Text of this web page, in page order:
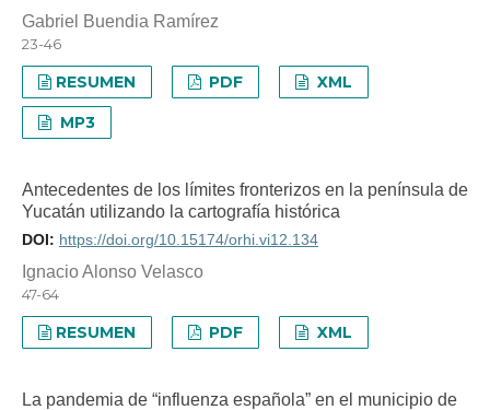
Gabriel Buendia Ramírez
23-46
RESUMEN PDF XML
MP3
Antecedentes de los límites fronterizos en la península de
Yucatán utilizando la cartografía histórica
DOI: https://doi.org/10.15174/orhi.vi12.134
Ignacio Alonso Velasco
47-64
RESUMEN PDF XML
La pandemia de “influenza española” en el municipio de